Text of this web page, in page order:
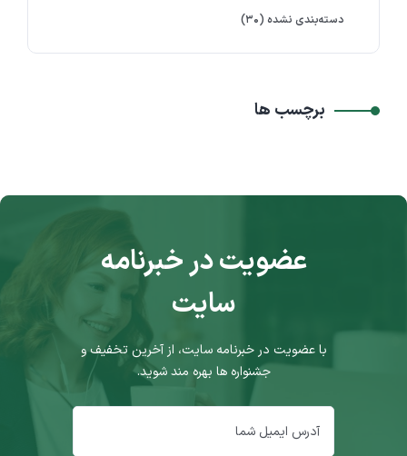
دسته‌بندی نشده (۳۰)
برچسب ها
عضویت در خبرنامه
سایت
با عضویت در خبرنامه سایت، از آخرین تخفیف و
جشنواره ها بهره مند شوید.